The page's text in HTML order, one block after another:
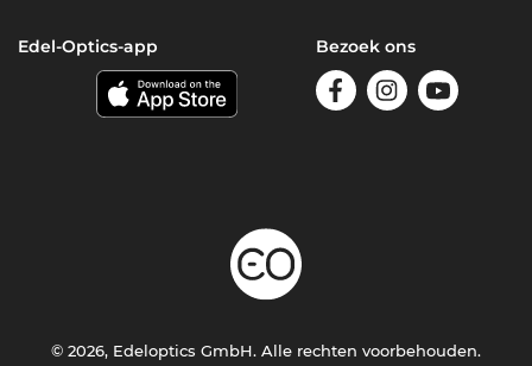
Edel-Optics-app Bezoek ons
© 2026, Edeloptics GmbH. Alle rechten voorbehouden.